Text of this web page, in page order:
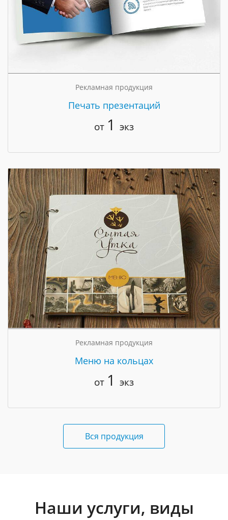
Рекламная продукция
Печать презентаций
от 1 экз
Рекламная продукция
Меню на кольцах
от 1 экз
Вся продукция
Наши услуги, виды